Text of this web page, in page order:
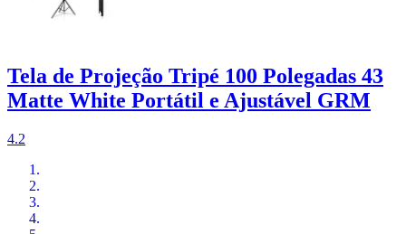
Tela de Projeção Tripé 100 Polegadas 43
Matte White Portátil e Ajustável GRM
4.2